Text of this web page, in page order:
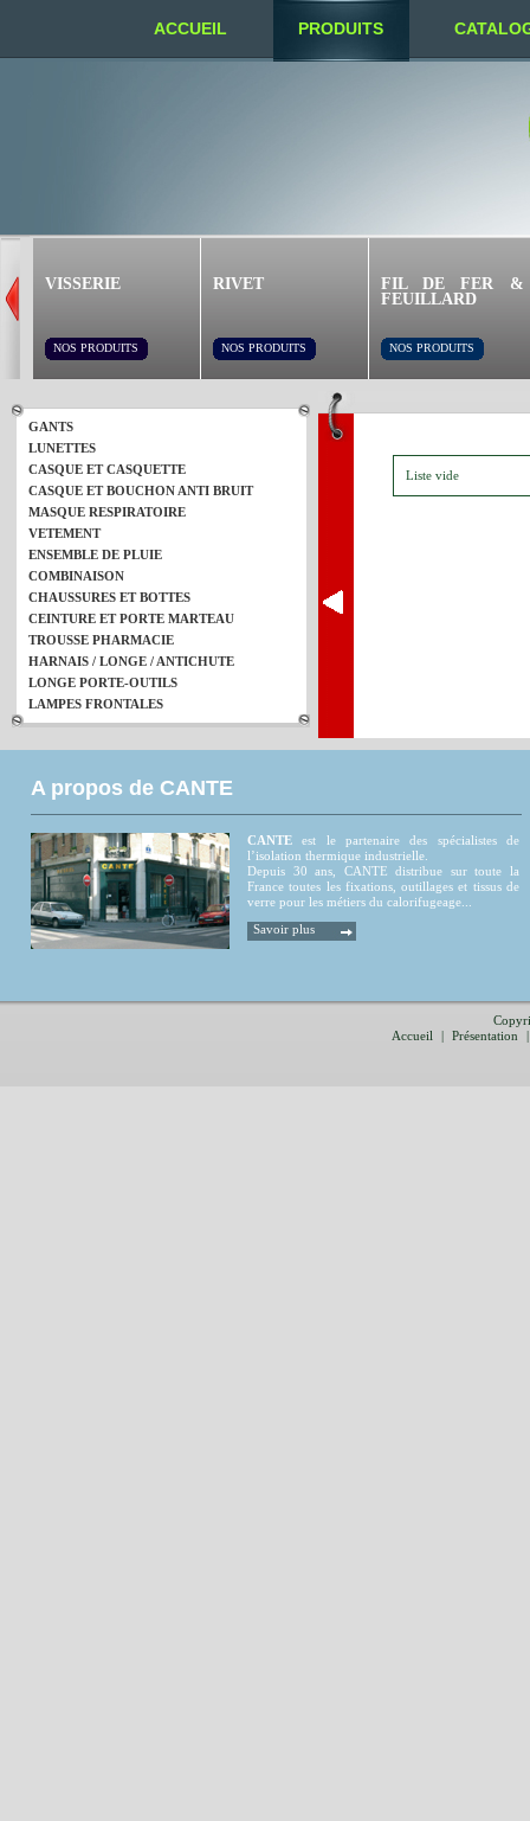
ACCUEIL PRODUITS
VISSERIE
NOS PRODUITS
RIVET
NOS PRODUITS
FIL DE FER &
FEUILLARD
NOS PRODUITS
GANTS
LUNETTES
CASQUE ET CASQUETTE
CASQUE ET BOUCHON ANTI BRUIT
MASQUE RESPIRATOIRE
VETEMENT
ENSEMBLE DE PLUIE
COMBINAISON
CHAUSSURES ET BOTTES
CEINTURE ET PORTE MARTEAU
TROUSSE PHARMACIE
HARNAIS / LONGE / ANTICHUTE
LONGE PORTE-OUTILS
LAMPES FRONTALES
Liste vide
A propos de CANTE
CANTE est le partenaire des spécialistes de
l’isolation thermique industrielle.
Depuis 30 ans, CANTE distribue sur toute la
France toutes les fixations, outillages et tissus de
verre pour les métiers du calorifugeage...
Savoir plus
Accueil
| Présentation